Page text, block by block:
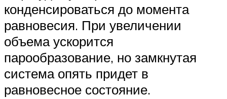
конденсироваться до момента
равновесия. При увеличении
объема ускорится
парообразование, но замкнутая
система опять придет в
равновесное состояние.